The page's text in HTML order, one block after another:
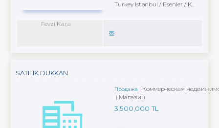
Turkey Istanbul / Esenler / Karabayır
Fevzi Kara
SATILIK DUKKAN
Продажа
Коммерческая
Магазин
3,500,000 TL